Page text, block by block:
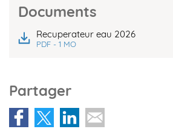
Documents
Recuperateur eau 2026
PDF - 1 MO
Partager